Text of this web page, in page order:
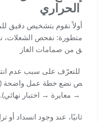
الحراري
أولاً نقوم بتشخيص دقيق
متطورة: نفحص الشعلات،
ق من صمامات الغاز
للتعرّف على سبب عدم
ص نضع خطة عمل واضحة
→ معايرة → اختبار نهائي).
ثانيًا، عند وجود انسداد